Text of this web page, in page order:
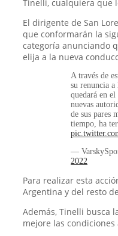
Tinelli, cualquiera que
El dirigente de San
que conformarán la
categoría anunciando
elija a la nueva
A través de
su renuncia
quedará en
nuevas
de sus pares
tiempo, ha
—
2022
Para realizar esta
Argentina y del resto
Además, Tinelli busca
mejore las condiciones